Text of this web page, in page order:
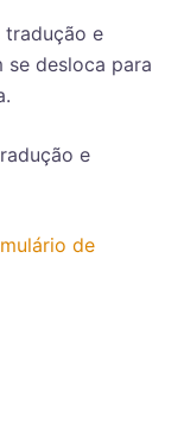
tradução e
se desloca para
e
de